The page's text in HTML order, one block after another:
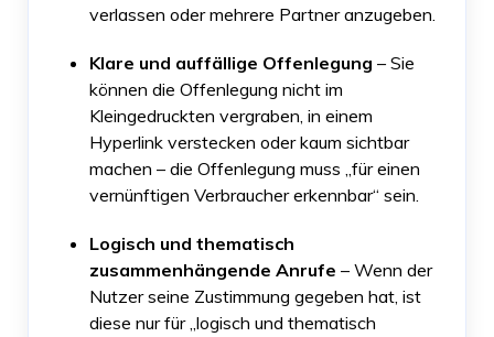
verlassen oder mehrere Partner anzugeben.
Klare und auffällige Offenlegung – Sie
können die Offenlegung nicht im
Kleingedruckten vergraben, in einem
Hyperlink verstecken oder kaum sichtbar
machen – die Offenlegung muss „für einen
vernünftigen Verbraucher erkennbar“ sein.
Logisch und thematisch
zusammenhängende Anrufe – Wenn der
Nutzer seine Zustimmung gegeben hat, ist
diese nur für „logisch und thematisch